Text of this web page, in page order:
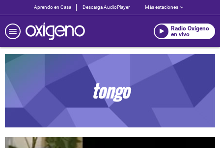
Aprendo en Casa Descarga AudioPlayer Más estaciones
Radio Oxígeno
en vivo
tongo